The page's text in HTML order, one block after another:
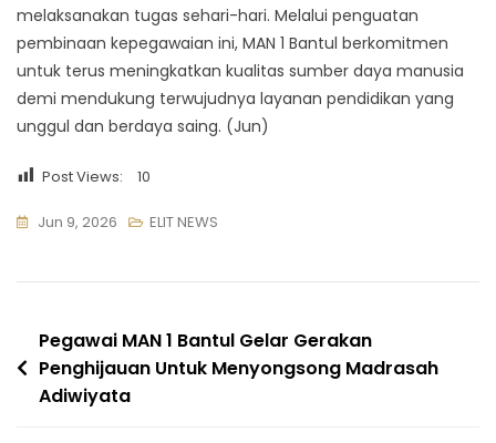
melaksanakan tugas sehari-hari. Melalui penguatan
pembinaan kepegawaian ini, MAN 1 Bantul berkomitmen
untuk terus meningkatkan kualitas sumber daya manusia
demi mendukung terwujudnya layanan pendidikan yang
unggul dan berdaya saing. (Jun)
Post Views: 10
Jun 9, 2026 ELIT NEWS
Navigasi
pos
Pegawai MAN 1 Bantul Gelar Gerakan
Penghijauan Untuk Menyongsong Madrasah
Adiwiyata